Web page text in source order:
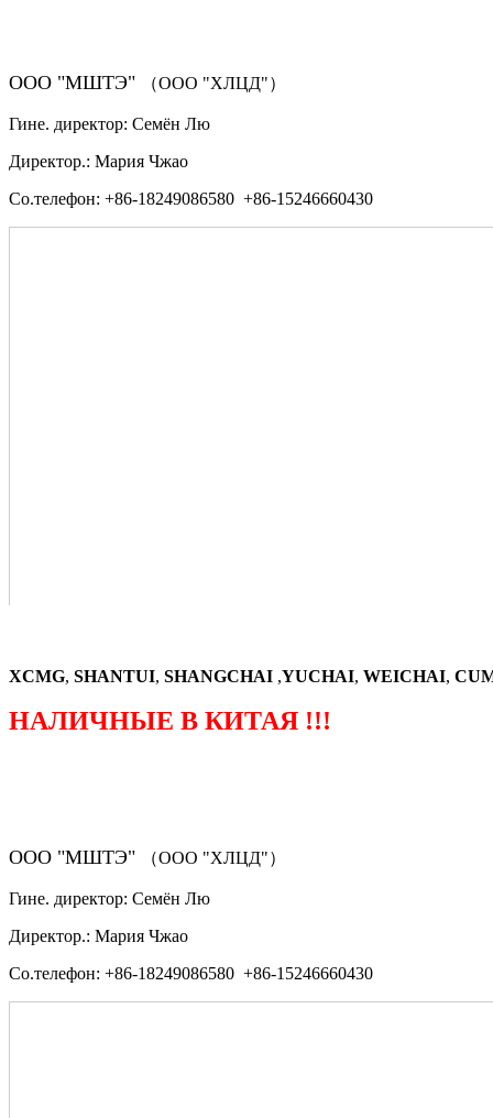
ООО "МШТЭ" （ООО "ХЛЦД"）
Гине. директор: Семён Лю
Директор.: Мария Чжао
Со.телефон: +86-18249086580 +86-15246660430
XCMG, SHANTUI, SHANGCHAI ,YUCHAI, WEICHAI,
НАЛИЧНЫЕ В КИТАЯ !!!
ООО "МШТЭ" （ООО "ХЛЦД"）
Гине. директор: Семён Лю
Директор.: Мария Чжао
Со.телефон: +86-18249086580 +86-15246660430